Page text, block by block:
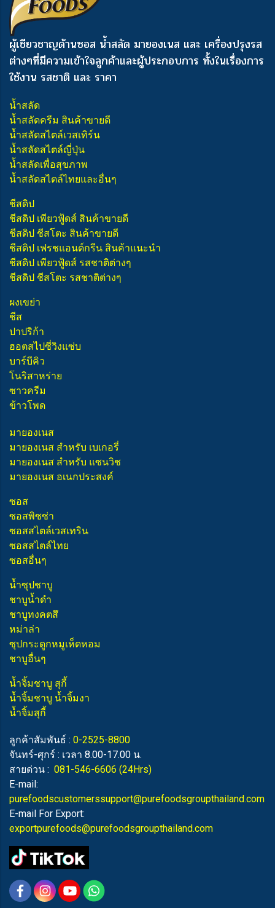
ผู้เชียวชาญด้านซอส น้ำสลัด มายองเนส และ เครื่องปรุงรส
ต่างๆที่มีความเข้าใจลูกค้าและผู้ประกอบการ ทั้งในเรื่องการ
ใช้งาน รสชาติ และ ราคา
น้ำสลัด
น้ำสลัดครีม สินค้าขายดี
น้ำสลัดสไตล์เวสเทิร์น
น้ำสลัดสไตล์ญี่ปุ่น
น้ำสลัดเพื่อสุขภาพ
น้ำสลัดสไตล์ไทยและอื่นๆ
ชีสดิป
ชีสดิป เพียวฟู้ดส์ สินค้าขายดี
ชีสดิป ชีสโตะ สินค้าขายดี
ชีสดิป เฟรชแอนด์กรีน สินค้าแนะนำ
ชีสดิป เพียวฟู้ดส์ รสชาติต่างๆ
ชีสดิป ชีสโตะ รสชาติต่างๆ
ผงเขย่า
ชีส
ปาปริก้า
ฮอตสไปซี่วิงแซ่บ
บาร์บีคิว
โนริสาหร่าย
ซาวครีม
ข้าวโพด
มายองเนส
มายองเนส สำหรับ เบเกอรี่
มายองเนส สำหรับ แซนวิช
มายองเนส อเนกประสงค์
ซอส
ซอสพิซซ่า
ซอสสไตล์เวสเทริน
ซอสสไตล์ไทย
ซอสอื่นๆ
น้ำซุปชาบู
ชาบูน้ำดำ
ชาบูทงคตสึ
หม่าล่า
ซุปกระดูกหมูเห็ดหอม
ชาบูอื่นๆ
น้ำจิ้มชาบู สุกี้
น้ำจิ้มชาบู น้ำจิ้มงา
น้ำจิ้มสุกี้
ลูกค้าสัมพันธ์ : 0-2525-8800
จันทร์-ศุกร์ : เวลา 8.00-17.00 น.
สายด่วน : 081-546-6606 (24Hrs)
E-mail:
purefoodscustomerssupport@purefoodsgroupthailand.com
E-mail For Export:
exportpurefoods@purefoodsgroupthailand.com